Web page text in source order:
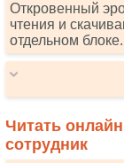
Откровенный
чтения и
отдельном блоке.
Читать
сотрудник